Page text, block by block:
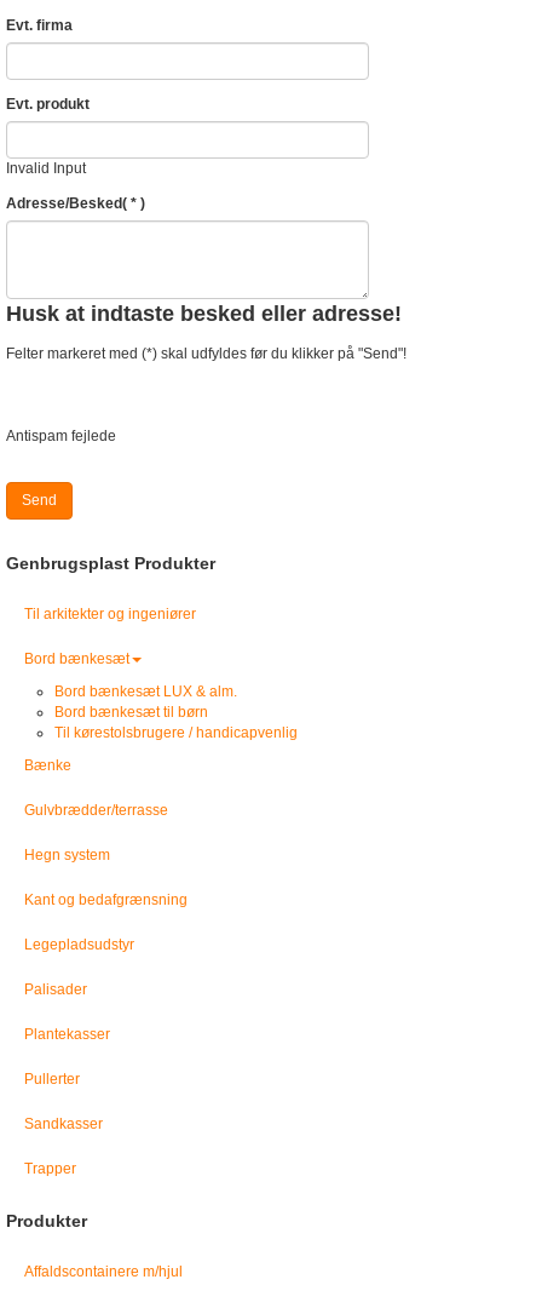
Evt. firma
Evt. produkt
Invalid Input
Adresse/Besked( * )
Husk at indtaste besked eller adresse!
Felter markeret med (*) skal udfyldes før du klikker på "Send"!
Antispam fejlede
Send
Genbrugsplast Produkter
Til arkitekter og ingeniører
Bord bænkesæt
Bord bænkesæt LUX & alm.
Bord bænkesæt til børn
Til kørestolsbrugere / handicapvenlig
Bænke
Gulvbrædder/terrasse
Hegn system
Kant og bedafgrænsning
Legepladsudstyr
Palisader
Plantekasser
Pullerter
Sandkasser
Trapper
Produkter
Affaldscontainere m/hjul